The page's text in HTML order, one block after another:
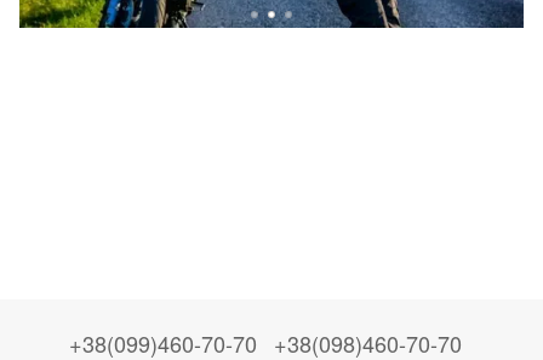
+38(099)460-70-70
+38(098)460-70-70